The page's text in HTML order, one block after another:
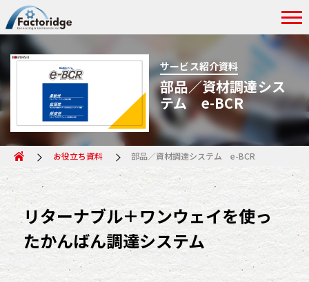
サービス紹介資料
部品／資材調達シス
テム e-BCR
お役立ち資料 部品／資材調達システム e-BCR
リターナブル＋ワンウェイを使っ
たかんばん調達システム